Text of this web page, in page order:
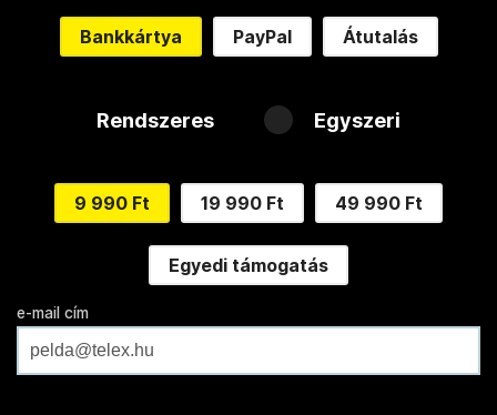
Bankkártya PayPal Átutalás
Rendszeres Egyszeri
9 990 Ft 19 990 Ft 49 990 Ft
Egyedi támogatás
e-mail cím